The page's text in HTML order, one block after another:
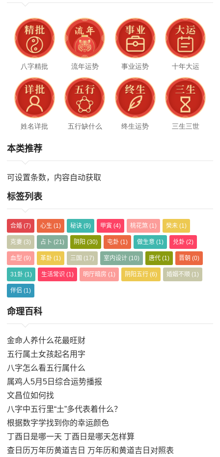
八字精批 流年运势 事业运势 十年大运
姓名详批 五行缺什么 终生运势 三生三世
本类推荐
可设置条数，内容自动获取
标签列表
合婚 (7) 心生 (1) 秘诀 (9) 甲寅 (4) 桃花煞 (1) 癸未 (1)
克妻 (3) 占卜 (21) 阴阳 (30) 屯卦 (1) 做生意 (1) 兑卦 (2)
血型 (9) 革卦 (1) 三国 (17) 室内设计 (10) 唐代 (1) 晋朝 (0)
31卦 (1) 生活常识 (1) 明厅暗房 (1) 阴阳五行 (6) 婚姻不顺 (1)
伴侣 (1)
命理百科
金命人养什么花最旺财
五行属土女孩起名用字
八字怎么看五行属什么
属鸡人5月5日综合运势播报
文昌位如何找
八字中五行里“土”多代表着什么？
根据数字学找到你的幸运颜色
丁酉日是哪一天 丁酉日是哪天怎样算
查日历万年历黄道吉日 万年历和黄道吉日对照表